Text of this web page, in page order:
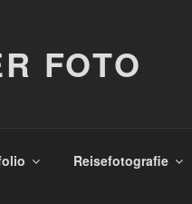
FOTO
Reisefotografie